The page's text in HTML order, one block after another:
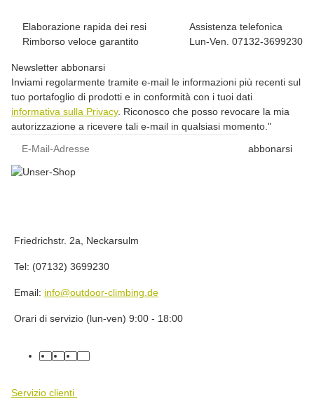
Elaborazione rapida dei resi
Rimborso veloce garantito
Assistenza telefonica
Lun-Ven. 07132-3699230
Newsletter abbonarsi
Inviami regolarmente tramite e-mail le informazioni più recenti sul
tuo portafoglio di prodotti e in conformità con i tuoi dati
informativa sulla Privacy. Riconosco che posso revocare la mia
autorizzazione a ricevere tali e-mail in qualsiasi momento."
abbonarsi
Friedrichstr. 2a, Neckarsulm
Tel: (07132) 3699230
Email: info@outdoor-climbing.de
Orari di servizio (lun-ven) 9:00 - 18:00
facebook
youtube
instagram
tiktok
Servizio clienti